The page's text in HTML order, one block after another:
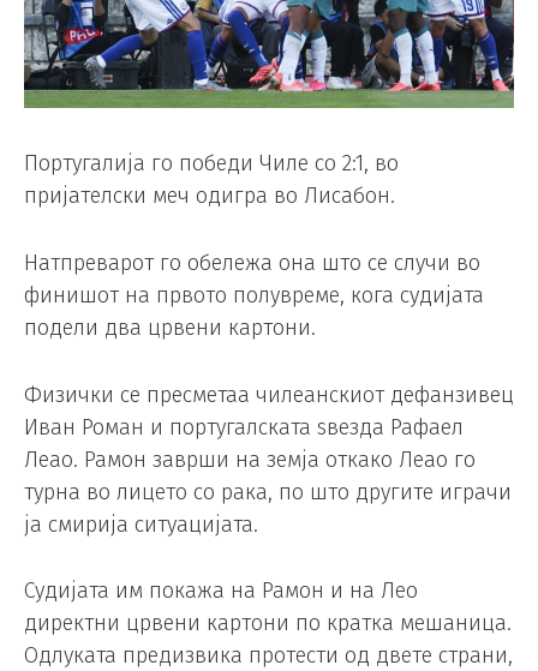
Португалија го победи Чиле со 2:1, во
пријателски меч одигра во Лисабон.
Натпреварот го обележа она што се случи во
финишот на првото полувреме, кога судијата
подели два црвени картони.
Физички се пресметаа чилеанскиот дефанзивец
Иван Роман и португалската ѕвезда Рафаел
Леао. Рамон заврши на земја откако Леао го
турна во лицето со рака, по што другите играчи
ја смирија ситуацијата.
Судијата им покажа на Рамон и на Лео
директни црвени картони по кратка мешаница.
Одлуката предизвика протести од двете страни,